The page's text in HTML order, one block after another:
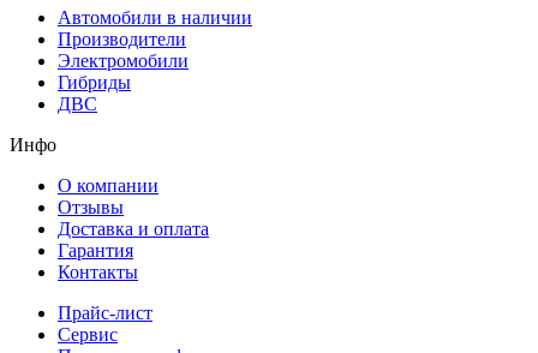
Автомобили в наличии
Производители
Электромобили
Гибриды
ДВС
Инфо
О компании
Отзывы
Доставка и оплата
Гарантия
Контакты
Прайс-лист
Сервис